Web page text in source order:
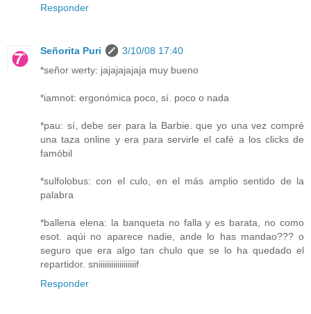
Responder
Señorita Puri
3/10/08 17:40
*señor werty: jajajajajaja muy bueno
*iamnot: ergonómica poco, sí. poco o nada
*pau: sí, debe ser para la Barbie. que yo una vez compré
una taza online y era para servirle el café a los clicks de
famóbil
*sulfolobus: con el culo, en el más amplio sentido de la
palabra
*ballena elena: la banqueta no falla y es barata, no como
esot. aqúi no aparece nadie, ande lo has mandao??? o
seguro que era algo tan chulo que se lo ha quedado el
repartidor. sniiiiiiiiiiiiiiiiiif
Responder